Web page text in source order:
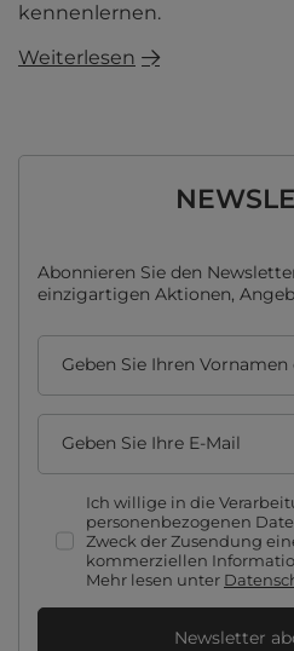
kennenlernen.
Weiterlesen
Abonnieren Sie den
einzigartigen Aktionen,
Geben Sie Ihren Vornamen
Geben Sie Ihre E-Mail
Ich willige in die
personenbezogenen
Zweck der Zusendung
kommerziellen
Mehr lesen unter
Newsletter